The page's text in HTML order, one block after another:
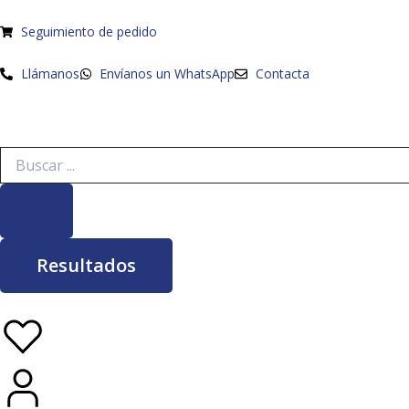
al
Seguimiento de pedido
Llámanos Envíanos un WhatsApp Contacta
Resultados